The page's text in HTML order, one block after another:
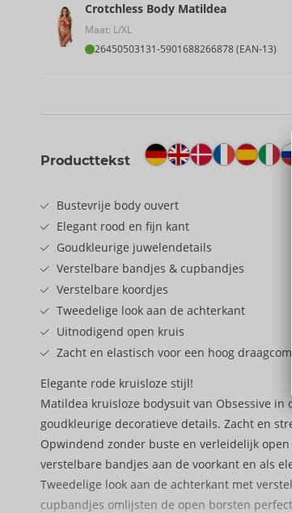
Crotchless Body Matildea
Maat: L/XL
26450503131-5901688266878 (EAN-13)
Producttekst
Bustevrije body ouvert
Elegant rood en fijn kant
Goudkleurige juwelendetails
Verstelbare bandjes & cupbandjes
Verstelbare koordjes
Tweedelige look aan de achterkant
Uitnodigend open kruis
Zacht en elastisch voor een hoog
Elegante rode kruisloze stijl!
Matildea kruisloze bodysuit van Obsessive
goudkleurige decoratieve details. Zacht en
Opwindend zonder buste en verleidelijk
verstelbare bandjes aan de voorkant en als
Tweedelige look aan de achterkant met
cupbandjes omlijsten de open borsten